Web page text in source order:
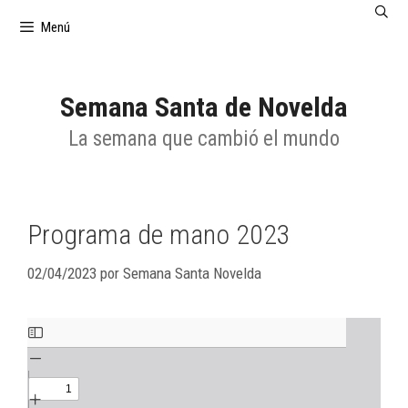
Menú
Semana Santa de Novelda
La semana que cambió el mundo
Programa de mano 2023
02/04/2023 por Semana Santa Novelda
Saltar
al
contenido
del